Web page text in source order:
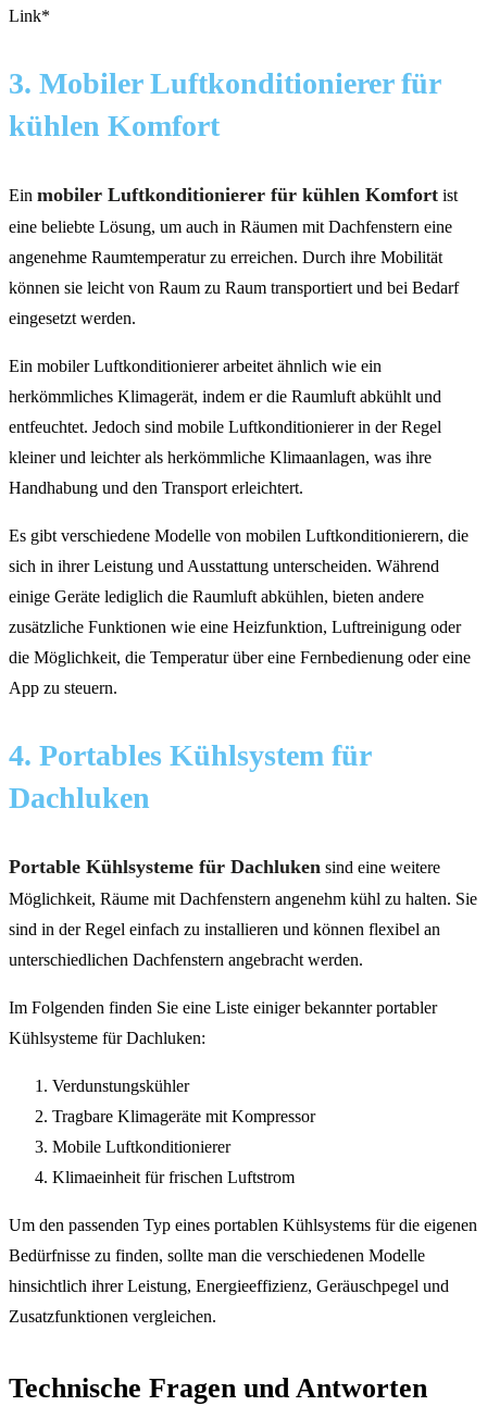
Link*
3. Mobiler Luftkonditionierer für
kühlen Komfort
Ein mobiler Luftkonditionierer für kühlen Komfort ist
eine beliebte Lösung, um auch in Räumen mit Dachfenstern eine
angenehme Raumtemperatur zu erreichen. Durch ihre Mobilität
können sie leicht von Raum zu Raum transportiert und bei Bedarf
eingesetzt werden.
Ein mobiler Luftkonditionierer arbeitet ähnlich wie ein
herkömmliches Klimagerät, indem er die Raumluft abkühlt und
entfeuchtet. Jedoch sind mobile Luftkonditionierer in der Regel
kleiner und leichter als herkömmliche Klimaanlagen, was ihre
Handhabung und den Transport erleichtert.
Es gibt verschiedene Modelle von mobilen Luftkonditionierern, die
sich in ihrer Leistung und Ausstattung unterscheiden. Während
einige Geräte lediglich die Raumluft abkühlen, bieten andere
zusätzliche Funktionen wie eine Heizfunktion, Luftreinigung oder
die Möglichkeit, die Temperatur über eine Fernbedienung oder eine
App zu steuern.
4. Portables Kühlsystem für
Dachluken
Portable Kühlsysteme für Dachluken sind eine weitere
Möglichkeit, Räume mit Dachfenstern angenehm kühl zu halten. Sie
sind in der Regel einfach zu installieren und können flexibel an
unterschiedlichen Dachfenstern angebracht werden.
Im Folgenden finden Sie eine Liste einiger bekannter portabler
Kühlsysteme für Dachluken:
Verdunstungskühler
Tragbare Klimageräte mit Kompressor
Mobile Luftkonditionierer
Klimaeinheit für frischen Luftstrom
Um den passenden Typ eines portablen Kühlsystems für die eigenen
Bedürfnisse zu finden, sollte man die verschiedenen Modelle
hinsichtlich ihrer Leistung, Energieeffizienz, Geräuschpegel und
Zusatzfunktionen vergleichen.
Technische Fragen und Antworten